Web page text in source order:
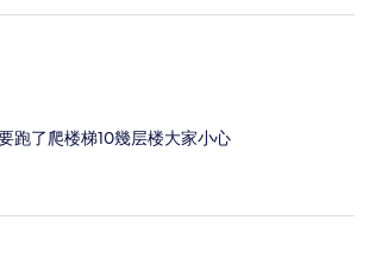
跑了爬楼梯10幾层楼大家小心